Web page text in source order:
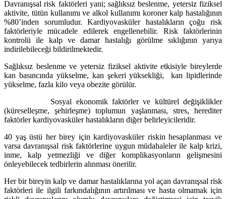
Davranışsal risk faktörleri yani; sağlıksız beslenme, yetersiz fiziksel
aktivite, tütün kullanımı ve alkol kullanımı koroner kalp hastalığının
%80’inden sorumludur. Kardiyovasküler hastalıkların çoğu risk
faktörleriyle mücadele edilerek engellenebilir. Risk faktörlerinin
kontrolü ile kalp ve damar hastalığı görülme sıklığının yarıya
indirilebileceği bildirilmektedir.
Sağlıksız beslenme ve yetersiz fiziksel aktivite etkisiyle bireylerde
kan basıncında yükselme, kan şekeri yüksekliği, kan lipidlerinde
yükselme, fazla kilo veya obezite görülür.
Sosyal ekonomik faktörler ve kültürel değişiklikler
(küreselleşme, şehirleşme) toplumun yaşlanması, stres, herediter
faktörler kardiyovasküler hastalıkların diğer belirleyicileridir.
40 yaş üstü her birey için kardiyovasküler riskin hesaplanması ve
varsa davranışsal risk faktörlerine uygun müdahaleler ile kalp krizi,
inme, kalp yetmezliği ve diğer komplikasyonların gelişmesini
önleyebilecek tedbirlerin alınması önerilir.
Her bir bireyin kalp ve damar hastalıklarına yol açan davranışsal risk
faktörleri ile ilgili farkındalığının artırılması ve hasta olmamak için